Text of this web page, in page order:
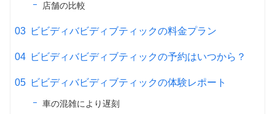
店舗の比較
ビビディバビディブティックの料金プラン
ビビディバビディブティックの予約はいつから？
ビビディバビディブティックの体験レポート
車の混雑により遅刻